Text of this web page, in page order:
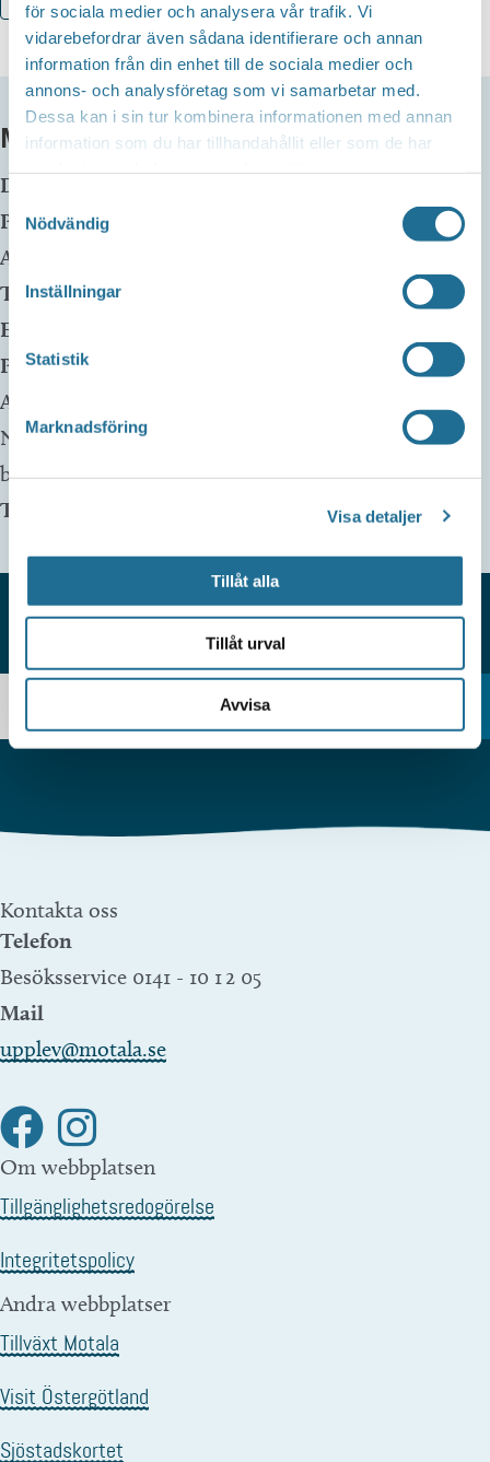
för sociala medier och analysera vår trafik. Vi
vidarebefordrar även sådana identifierare och annan
information från din enhet till de sociala medier och
annons- och analysföretag som vi samarbetar med.
Dessa kan i sin tur kombinera informationen med annan
information som du har tillhandahållit eller som de har
Nödvändig
Inställningar
Statistik
Marknadsföring
Visa detaljer
Tillåt alla
Tillåt urval
Avvisa
MER INFO
Datum:
Plats:Motala huvudbibliotek
Adress:
Telefon:
E-mail:
Pris:Gratis
Arrangör:
Nyckeln Konst– och kultursektionen och Motala
bibliotek
Telefonnummer arrangör:
HITTAR DU INTE VAD DU SÖKER?
Kontakta oss
Telefon
Besöksservice 0141 - 10 1 2 05
Mail
upplev@motala.se
Om webbplatsen
Tillgänglighetsredogörelse
Integritetspolicy
Andra webbplatser
Tillväxt Motala
Visit Östergötland
Sjöstadskortet